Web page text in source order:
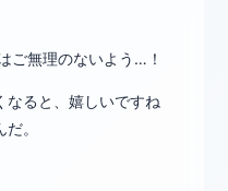
ご無理のないよう…！
なると、嬉しいですね
。